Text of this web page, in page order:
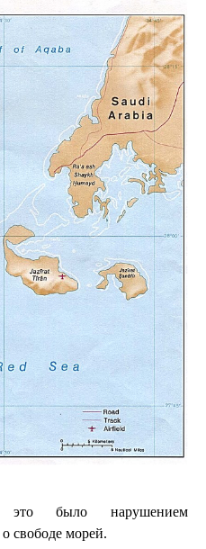
было нарушением
свободе морей.